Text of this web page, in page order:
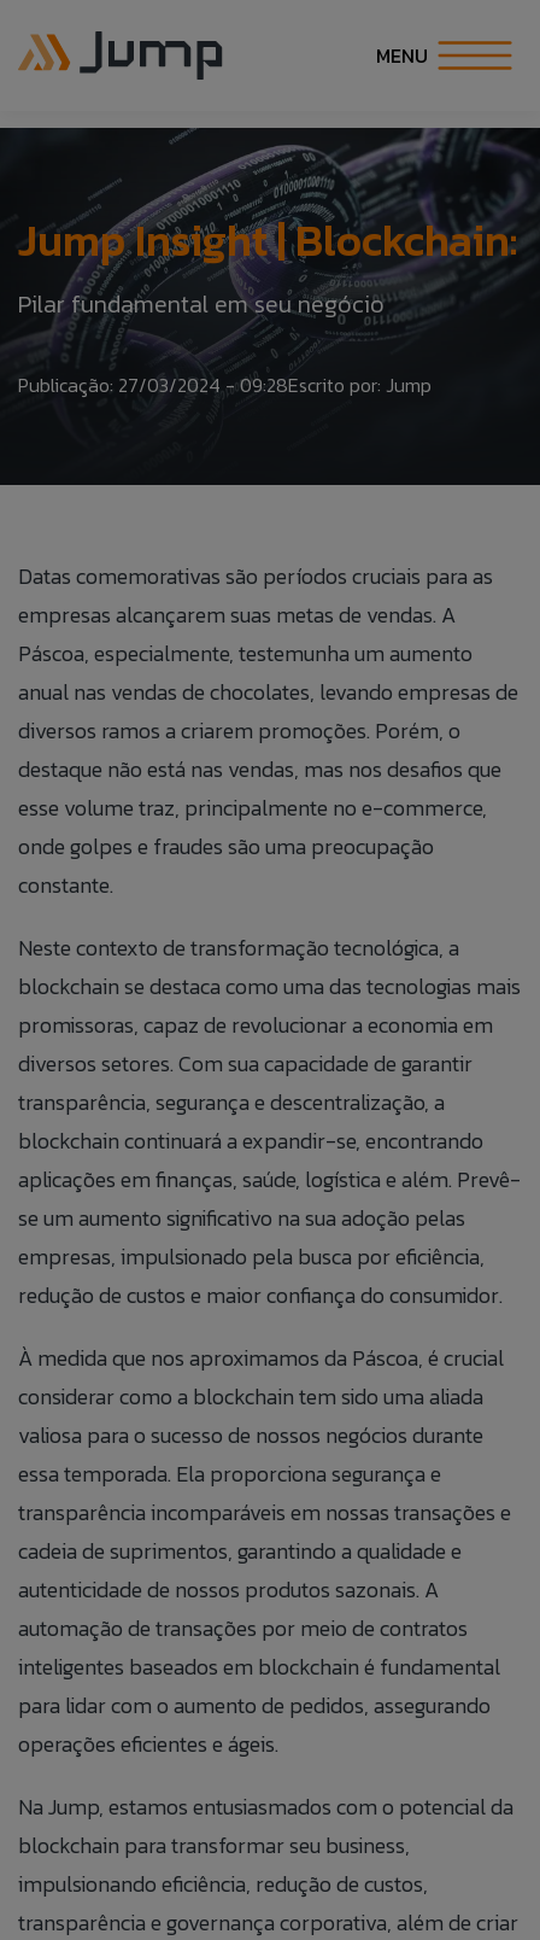
MENU
SOBRE NÓS
SOLUÇÕES
ESPECIALIDADES
BLOG
ÁREA DO COLABORADOR
FALE CONOSO
CANAL DE ÉTICA
PT
ES
IT
Jump Insight | Blockchain:
Pilar fundamental em seu negócio
Publicação: 27/03/2024 - 09:28Escrito por: Jump
Datas comemorativas são períodos cruciais para as
empresas alcançarem suas metas de vendas. A
Páscoa, especialmente, testemunha um aumento
anual nas vendas de chocolates, levando empresas de
diversos ramos a criarem promoções. Porém, o
destaque não está nas vendas, mas nos desafios que
esse volume traz, principalmente no e-commerce,
onde golpes e fraudes são uma preocupação
constante.
Neste contexto de transformação tecnológica, a
blockchain se destaca como uma das tecnologias mais
promissoras, capaz de revolucionar a economia em
diversos setores. Com sua capacidade de garantir
transparência, segurança e descentralização, a
blockchain continuará a expandir-se, encontrando
aplicações em finanças, saúde, logística e além. Prevê-
se um aumento significativo na sua adoção pelas
empresas, impulsionado pela busca por eficiência,
redução de custos e maior confiança do consumidor.
À medida que nos aproximamos da Páscoa, é crucial
considerar como a blockchain tem sido uma aliada
valiosa para o sucesso de nossos negócios durante
essa temporada. Ela proporciona segurança e
transparência incomparáveis em nossas transações e
cadeia de suprimentos, garantindo a qualidade e
autenticidade de nossos produtos sazonais. A
automação de transações por meio de contratos
inteligentes baseados em blockchain é fundamental
para lidar com o aumento de pedidos, assegurando
operações eficientes e ágeis.
Na Jump, estamos entusiasmados com o potencial da
blockchain para transformar seu business,
impulsionando eficiência, redução de custos,
transparência e governança corporativa, além de criar
Fale Conosco
maneira anônima, você pode fazê-lo clicando no
botão ao lado:
ACESSAR FORMULÁRIO ANÔNIMO.
Talk to Us
If you want to make a complaint anonymously,
you can do so by clicking the button to the side:
Banco de
Currículos
Preencha as informações abaixo para
adicionar suas informações ao nosso banco
de currículos.